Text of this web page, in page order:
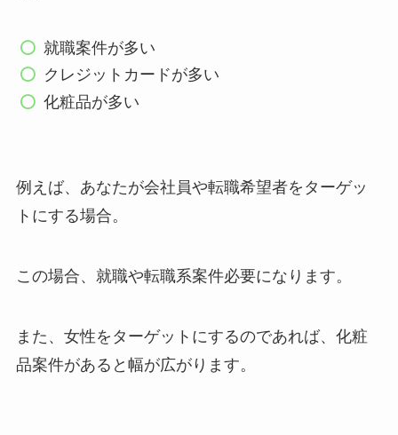
就職案件が多い
クレジットカードが多い
化粧品が多い
例えば、あなたが会社員や転職希望者をターゲッ
トにする場合。
この場合、就職や転職系案件必要になります。
また、女性をターゲットにするのであれば、化粧
品案件があると幅が広がります。